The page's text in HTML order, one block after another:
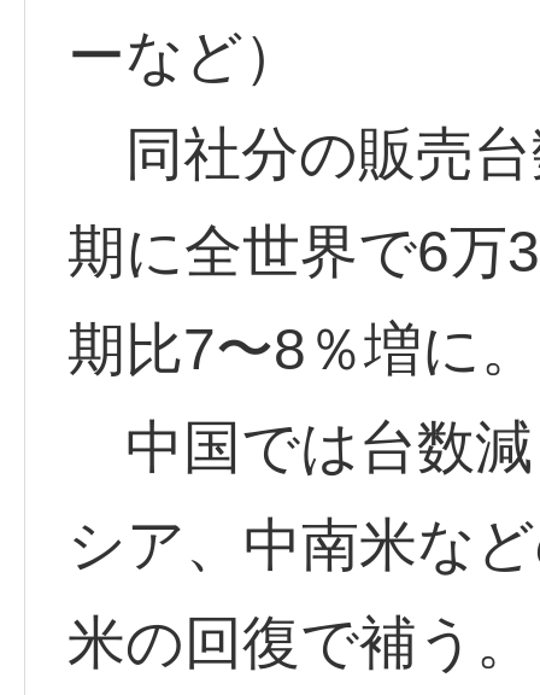
ーなど）
同社分の販売
期に全世界で6万
期比7〜8％増に。
中国では台数
シア、中南米な
米の回復で補う。